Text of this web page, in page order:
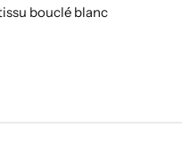
bouclé blanc